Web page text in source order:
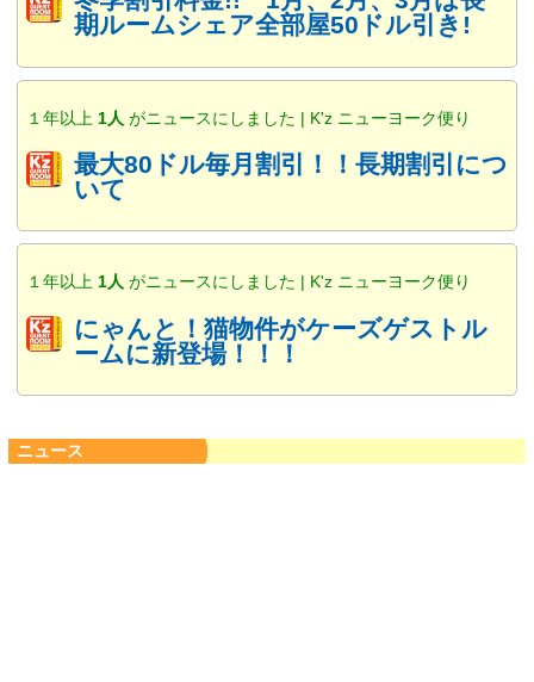
期ルームシェア全部屋50ドル引き!
１年以上 1人 がニュースにしました | K'z ニューヨーク便り
最大80ドル毎月割引！！長期割引につ
いて
１年以上 1人 がニュースにしました | K'z ニューヨーク便り
にゃんと！猫物件がケーズゲストル
ームに新登場！！！
ニュース